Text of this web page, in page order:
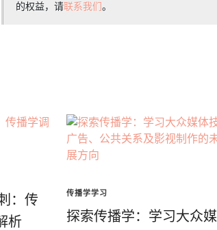
的权益，请联系我们。
：传
析
传播学学习
探索传播学：学习大众